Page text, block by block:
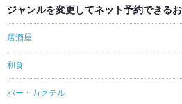
ジャンルを変更してネット予約できる
居酒屋
和食
バー・カクテル